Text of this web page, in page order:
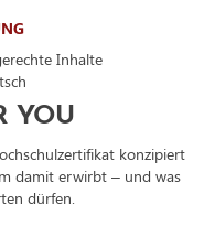
Inhalte
YOU
konzipiert
damit erwirbt – und was
dürfen.